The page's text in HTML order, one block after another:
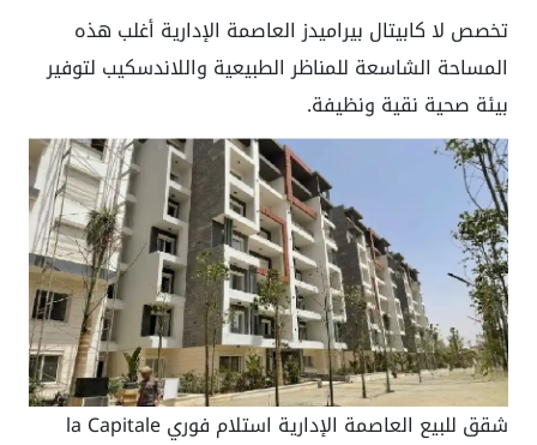
تخصص لا كابيتال بيراميدز العاصمة الإدارية أغلب هذه
المساحة الشاسعة للمناظر الطبيعية واللاندسكيب لتوفير
بيئة صحية نقية ونظيفة.
شقق للبيع العاصمة الإدارية استلام فوري la Capitale